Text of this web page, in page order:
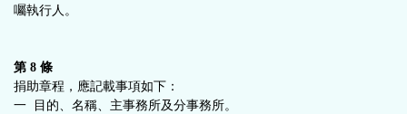
囑執行人。
第 8 條
捐助章程，應記載事項如下：
一 目的、名稱、主事務所及分事務所。